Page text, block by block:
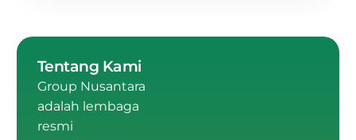
Tentang Kami
Group Nusantara
adalah lembaga
resmi